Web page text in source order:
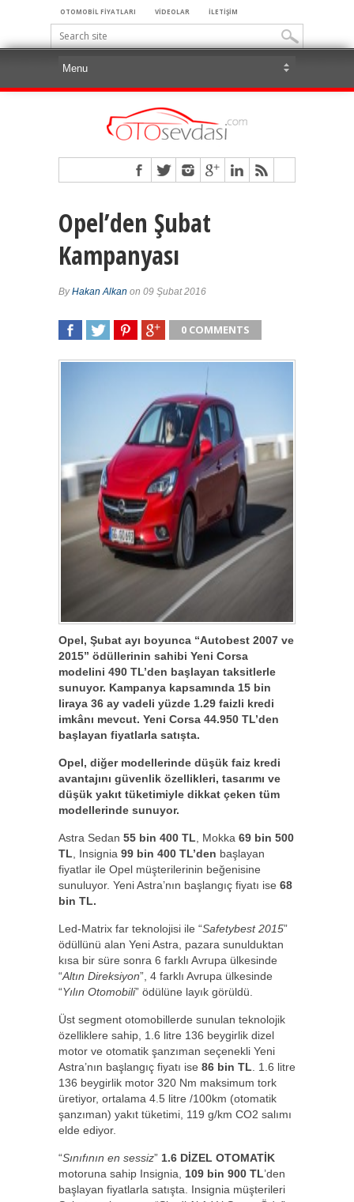
OTOMOBİL FİYATLARI VİDEOLAR İLETİŞİM
Opel’den Şubat
Kampanyası
ByHakan Alkan on 09 Şubat 2016
0 COMMENTS
Opel, Şubat ayı boyunca “Autobest 2007 ve
2015” ödüllerinin sahibi Yeni Corsa
modelini 490 TL’den başlayan taksitlerle
sunuyor. Kampanya kapsamında 15 bin
liraya 36 ay vadeli yüzde 1.29 faizli kredi
imkânı mevcut. Yeni Corsa 44.950 TL’den
başlayan fiyatlarla satışta.
Opel, diğer modellerinde düşük faiz kredi
avantajını güvenlik özellikleri, tasarımı ve
düşük yakıt tüketimiyle dikkat çeken tüm
modellerinde sunuyor.
Astra Sedan 55 bin 400 TL , Mokka 69 bin 500
TL , Insignia 99 bin 400 TL’den başlayan
fiyatlar ile Opel müşterilerinin beğenisine
sunuluyor. Yeni Astra’nın başlangıç fiyatı ise 68
bin TL.
Led-Matrix far teknolojisi ile “Safetybest 2015”
ödüllünü alan Yeni Astra, pazara sunulduktan
kısa bir süre sonra 6 farklı Avrupa ülkesinde
“Altın Direksiyon”, 4 farklı Avrupa ülkesinde
“Yılın Otomobili” ödülüne layık görüldü.
Üst segment otomobillerde sunulan teknolojik
özelliklere sahip, 1.6 litre 136 beygirlik dizel
motor ve otomatik şanzıman seçenekli Yeni
Astra’nın başlangıç fiyatı ise 86 bin TL . 1.6 litre
136 beygirlik motor 320 Nm maksimum tork
üretiyor, ortalama 4.5 litre /100km (otomatik
şanzıman) yakıt tüketimi, 119 g/km CO2 salımı
elde ediyor.
“Sınıfının en sessiz” 1.6 DİZEL OTOMATİK
motoruna sahip Insignia, 109 bin 900 TL’den
başlayan fiyatlarla satışta. Insignia müşterileri